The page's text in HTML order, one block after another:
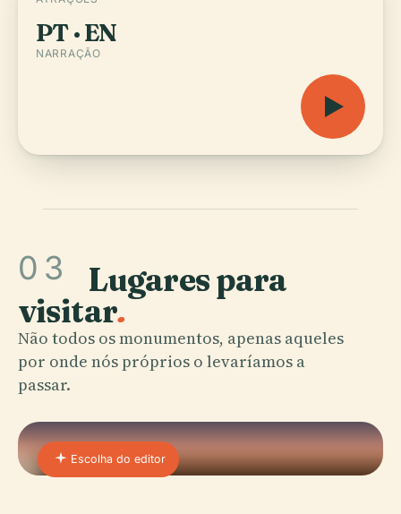
PT · EN
NARRAÇÃO
03 Lugares para
visitar.
Não todos os monumentos, apenas aqueles
por onde nós próprios o levaríamos a
passar.
Escolha do editor